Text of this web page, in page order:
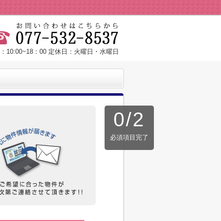
10:00~18：00 定休日：火曜日・水曜日
0/2
必須項目完了